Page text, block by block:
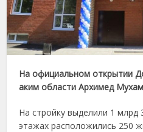
На официальном открытии
аким области Архимед
На стройку выделили 1 млрд
этажах расположились 250